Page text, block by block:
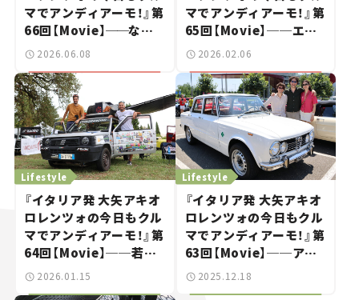
マでアンディアーモ！』第
66回【Movie】──なぜ
「不鮮明」がトレンドに？
に熱視線を注ぐ理由
2026.06.08
マでアンディアーモ！』第
65回【Movie】──エン
ジン版ついに本国で発
2026.02.06
Lifestyle
『イタリア発 大矢アキオ
ロレンツォの今日もクル
マでアンディアーモ！』第
64回【Movie】──若人
よ、魔改造パンダで砂漠
2026.01.15
Lifestyle
『イタリア発 大矢アキオ
ロレンツォの今日もクル
マでアンディアーモ！』第
63回【Movie】──アル
ファ・ロメオ115周年祭
2025.12.18